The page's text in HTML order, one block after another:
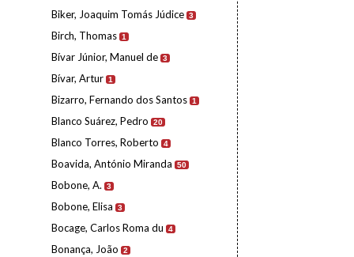
Biker, Joaquim Tomás Júdice 3
Birch, Thomas 1
Bívar Júnior, Manuel de 3
Bívar, Artur 1
Bizarro, Fernando dos Santos 1
Blanco Suárez, Pedro 20
Blanco Torres, Roberto 4
Boavida, António Miranda 50
Bobone, A. 3
Bobone, Elisa 3
Bocage, Carlos Roma du 4
Bonança, João 2